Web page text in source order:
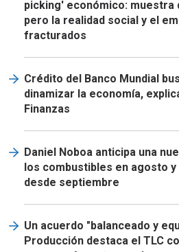
picking' económico: muestra
pero la realidad social y el
fracturados
Crédito del Banco Mundial
dinamizar la economía,
Finanzas
Daniel Noboa anticipa una
los combustibles en agosto
desde septiembre
Un acuerdo "balanceado y
Producción destaca el TLC